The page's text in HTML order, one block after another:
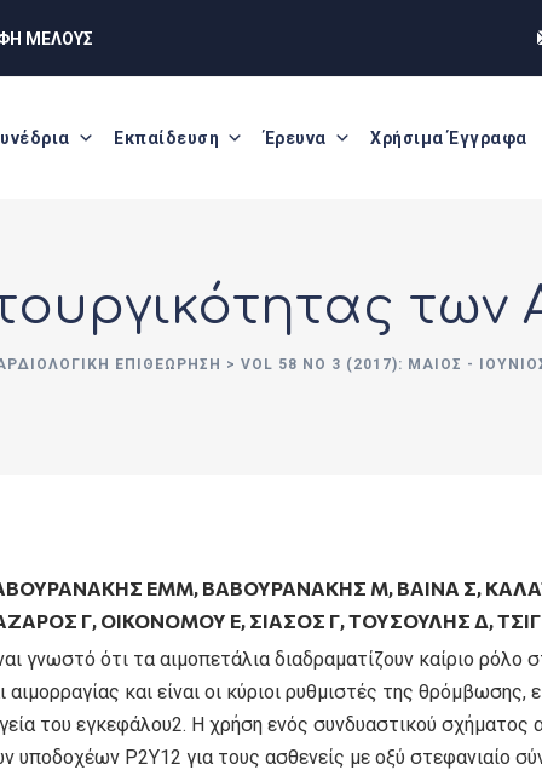
ΜΕΛΟΥΣ
Εκπαίδευση Έρευνα Χρήσιμα Έγγραφα
των
ΕΠΙΘΕΩΡΗΣΗ > VOL 58 NO 3 (2017): ΜΑΙΟΣ -
ΕΜΜ, ΒΑΒΟΥΡΑΝΆΚΗΣ Μ, ΒΑΙΝΆ Σ,
Γ, ΟΙΚΟΝΌΜΟΥ Ε, ΣΙΆΣΟΣ Γ,ΤΟΎΣΟΥΛΗΣ Δ,
γνωστό ότι τα αιμοπετάλια διαδραματίζουν καίριο
αιμορραγίας και είναι οι κύριοι ρυθμιστές της
του εγκεφάλου2. Η χρήση ενός συνδυαστικού σχήματος
υποδοχέων P2Y12 για τους ασθενείς με οξύ στεφανιαίο